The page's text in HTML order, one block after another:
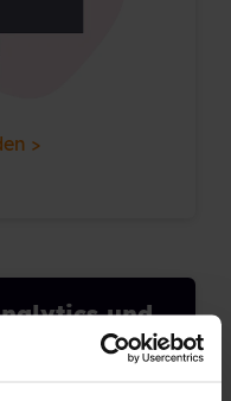
>
und